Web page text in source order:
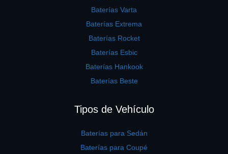
Baterías Varta
Baterías Extrema
Baterías Rocket
Baterías Esbic
Baterías Hankook
Baterías Beste
Tipos de Vehículo
Baterías para Sedán
Baterías para Coupé